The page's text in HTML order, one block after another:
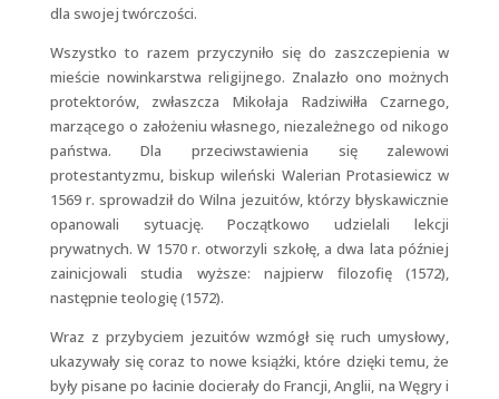
dla swojej twórczości.
Wszystko to razem przyczyniło się do zaszczepienia w
mieście nowinkarstwa religijnego. Znalazło ono możnych
protektorów, zwłaszcza Mikołaja Radziwiłła Czarnego,
marzącego o założeniu własnego, niezależnego od nikogo
państwa. Dla przeciwstawienia się zalewowi
protestantyzmu, biskup wileński Walerian Protasiewicz w
1569 r. sprowadził do Wilna jezuitów, którzy błyskawicznie
opanowali sytuację. Początkowo udzielali lekcji
prywatnych. W 1570 r. otworzyli szkołę, a dwa lata później
zainicjowali studia wyższe: najpierw filozofię (1572),
następnie teologię (1572).
Wraz z przybyciem jezuitów wzmógł się ruch umysłowy,
ukazywały się coraz to nowe książki, które dzięki temu, że
były pisane po łacinie docierały do Francji, Anglii, na Węgry i